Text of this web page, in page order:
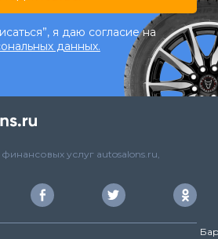
я даю согласие на
данных.
услуг autosalons.ru,